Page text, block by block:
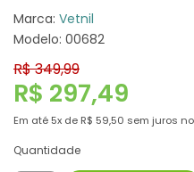
Marca: Vetnil
Modelo: 00682
R$ 349,99
R$ 297,49
Em até 5x de R$ 59,50 sem juros
Quantidade